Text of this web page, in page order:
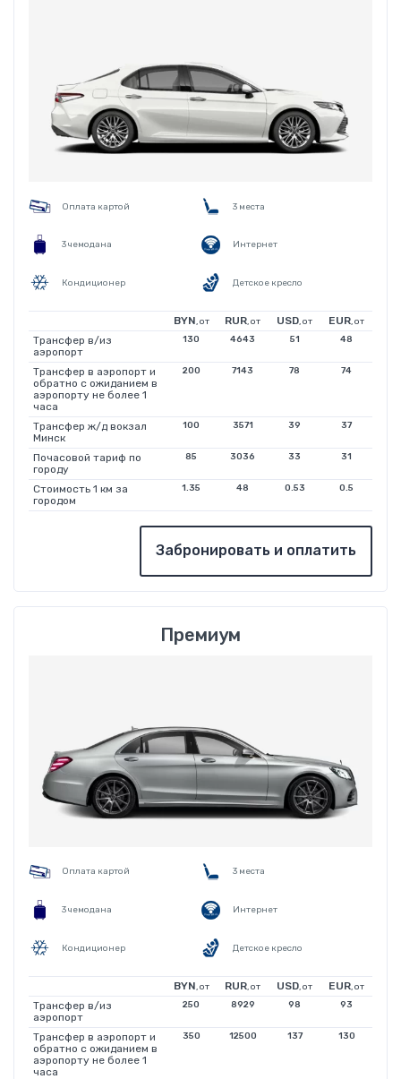
Оплата картой 3 места
3 чемодана Интернет
Кондиционер Детское кресло
BYN, от RUR, от USD, от EUR, от
Трансфер в/из
аэропорт
130 4643 51 48
Трансфер в аэропорт и
обратно с ожиданием в
аэропорту не более 1
часа
200 7143 78 74
Трансфер ж/д вокзал
Минск
100 3571 39 37
Почасовой тариф по
городу
85 3036 33 31
Стоимость 1 км за
городом
1.35 48 0.53 0.5
Забронировать и оплатить
Премиум
Оплата картой 3 места
3 чемодана Интернет
Кондиционер Детское кресло
BYN, от RUR, от USD, от EUR, от
Трансфер в/из
аэропорт
250 8929 98 93
Трансфер в аэропорт и
обратно с ожиданием в
аэропорту не более 1
часа
350 12500 137 130